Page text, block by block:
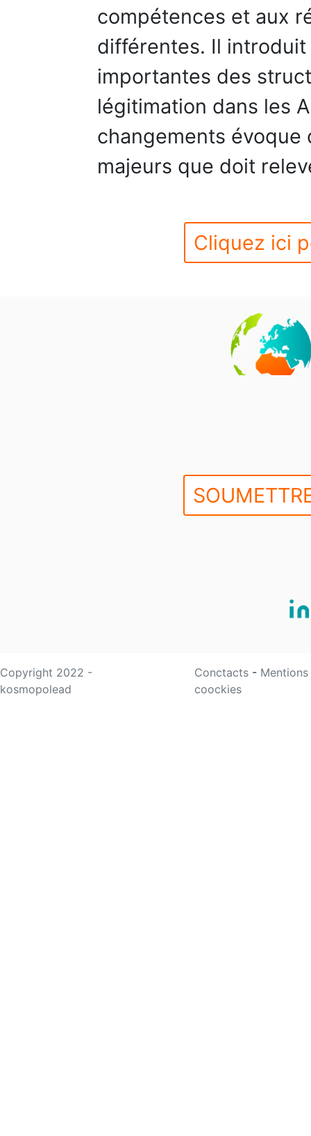
compétences et aux
différentes. Il
importantes des
légitimation dans les
changements évoque
majeurs que doit
Cliquez ici
Copyright 2022 -
kosmopolead
Conctacts -
coockies